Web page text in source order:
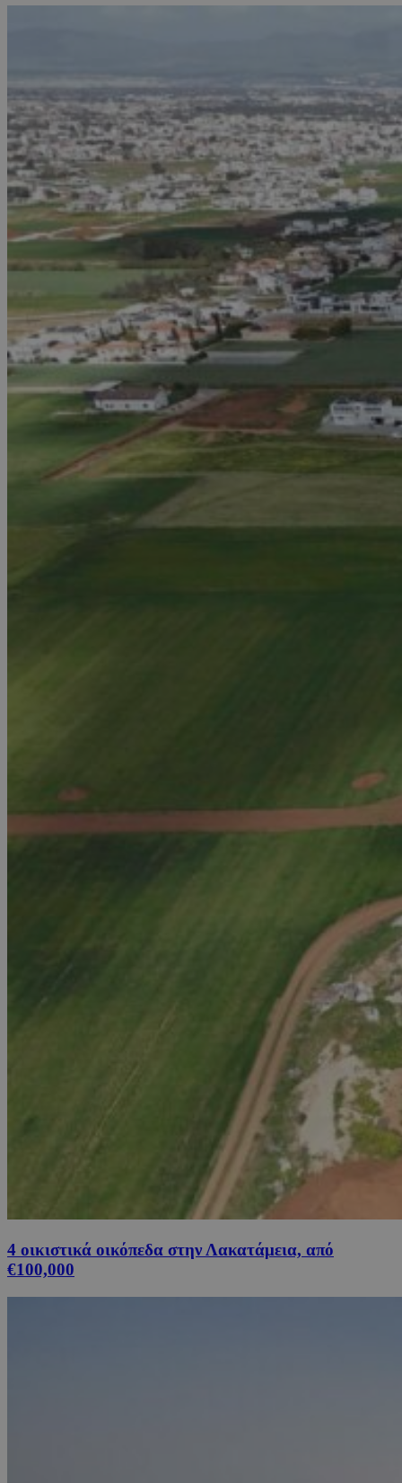
4 οικιστικά οικόπεδα στην Λακατάμεια, από
€100,000